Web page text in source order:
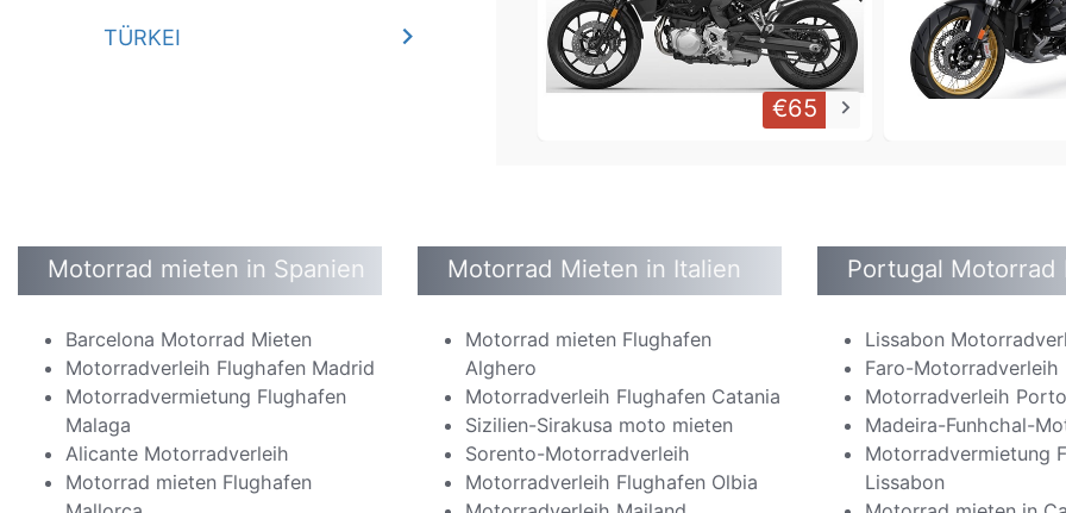
TÜRKEI
€65 keyboard_arrow_right
Motorrad mieten in Spanien
Barcelona Motorrad Mieten
Motorradverleih Flughafen Madrid
Motorradvermietung Flughafen
Malaga
Alicante Motorradverleih
Motorrad mieten Flughafen
Motorrad Mieten in Italien
Motorrad mieten Flughafen
Alghero
Motorradverleih Flughafen Catania
Sizilien-Sirakusa moto mieten
Sorento-Motorradverleih
Motorradverleih Flughafen Olbia
Portugal Motorrad
Lissabon
Faro-Motorradverleih
Motorradverleih Porto
Madeira-Funhchal-
Motorradvermietung
Lissabon